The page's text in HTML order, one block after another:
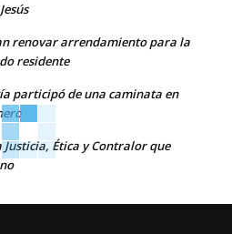
renovar arrendamiento para la
residente
participó de una caminata en
Justicia, Ética y Contralor que